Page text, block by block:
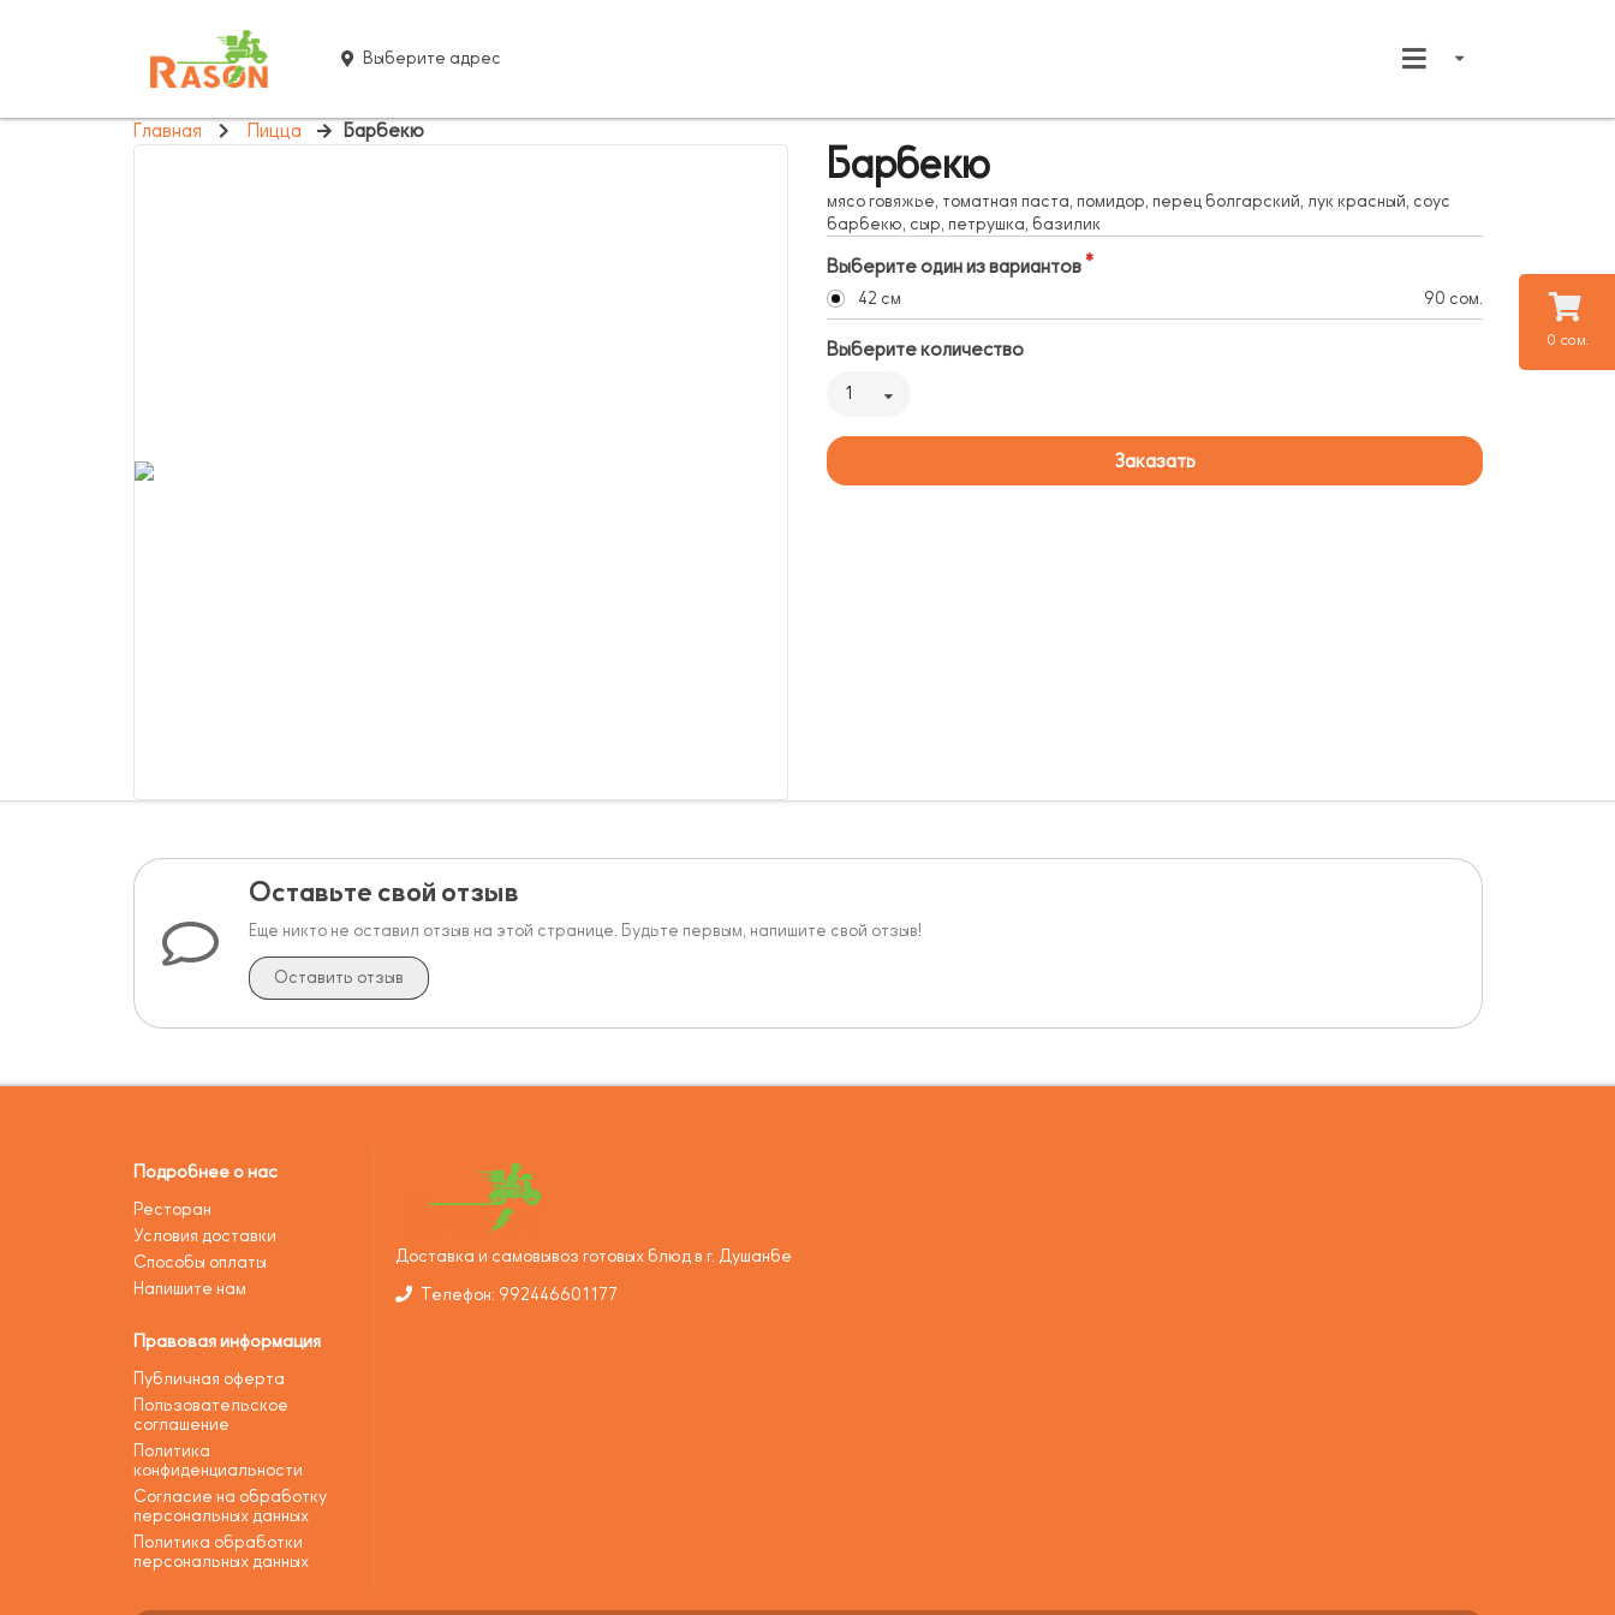
0 сом.
Выберите адрес
Главная Пицца Барбекю
Барбекю
мясо говяжье, томатная паста, помидор, перец болгарский, лук красный, соус
барбекю, сыр, петрушка, базилик
Выберите один из вариантов
42 см 90 сом.
Выберите количество
1
Заказать
Оставьте свой отзыв
Еще никто не оставил отзыв на этой странице. Будьте первым, напишите свой отзыв!
Оставить отзыв
Подробнее о нас
Ресторан
Условия доставки
Способы оплаты
Напишите нам
Правовая информация
Публичная оферта
Пользовательское
соглашение
Политика
конфиденциальности
Согласие на обработку
персональных данных
Политика обработки
персональных данных
Доставка и самовывоз готовых блюд в г. Душанбе
Телефон: 992446601177